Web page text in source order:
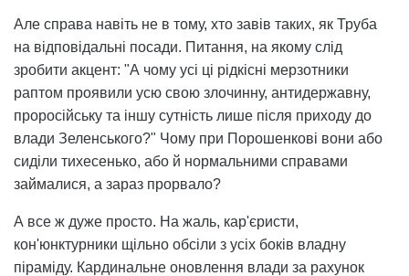
Але справа навіть не в тому, хто завів таких, як Труба
на відповідальні посади. Питання, на якому слід
зробити акцент: "А чому усі ці рідкісні мерзотники
раптом проявили усю свою злочинну, антидержавну,
проросійську та іншу сутність лише після приходу до
влади Зеленського?" Чому при Порошенкові вони або
сиділи тихесенько, або й нормальними справами
займалися, а зараз прорвало?
А все ж дуже просто. На жаль, кар'єристи,
кон'юнктурники щільно обсіли з усіх боків владну
піраміду. Кардинальне оновлення влади за рахунок